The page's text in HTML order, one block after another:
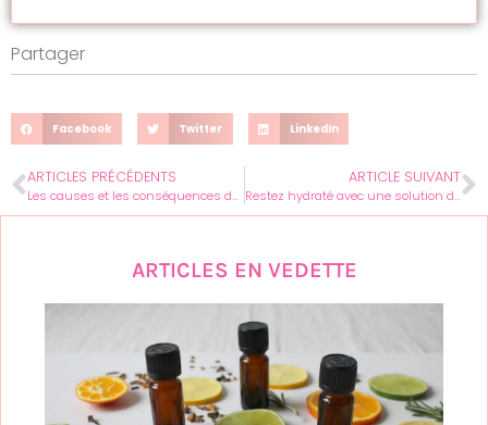
Partager
Facebook Twitter LinkedIn
ARTICLES PRÉCÉDENTS
Les causes et les conséquences des problèmes d’endormissement
ARTICLE SUIVANT
Restez hydraté avec une solution de réhydratation orale
ARTICLES EN VEDETTE